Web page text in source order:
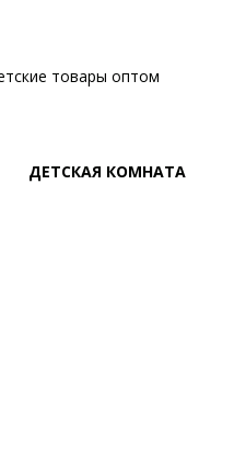
товары оптом
ДЕТСКАЯ КОМНАТА